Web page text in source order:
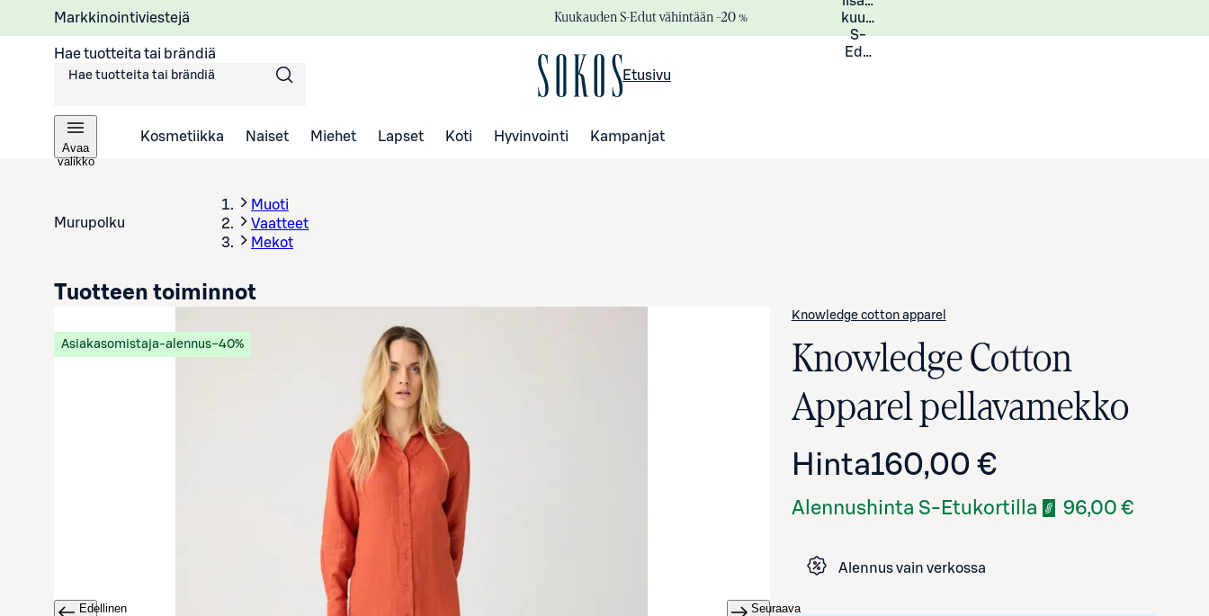
Markkinointiviestejä Kuukauden S-Edut vähintään –20 %
kuukauden
S-
Eduista
Hae tuotteita tai brändiä
Etusivu
Avaa
valikko
Kosmetiikka Naiset Miehet Lapset Koti Hyvinvointi Kampanjat
Murupolku
Muoti
Vaatteet
Mekot
Asiakasomistaja-alennus−40%
Edellinen
Seuraava
Knowledge cotton apparel
Knowledge Cotton
Apparel pellavamekko
Hinta160,00 €
Alennushinta S-Etukortilla 96,00 €
Alennus vain verkossa
Tuotteen toiminnot